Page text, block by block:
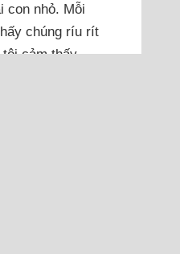
con nhỏ. Mỗi
chúng ríu rít
cảm thấy